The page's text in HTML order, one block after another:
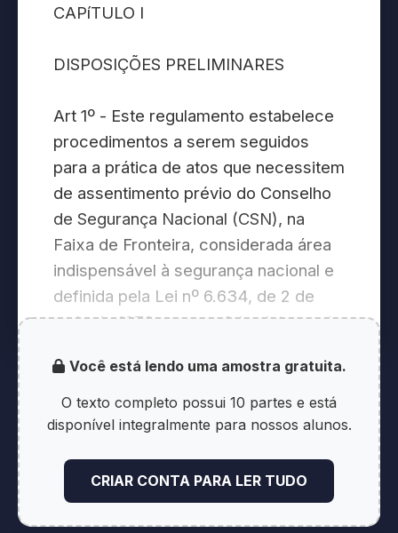
CAPíTULO I
DISPOSIÇÕES PRELIMINARES
Art 1º - Este regulamento estabelece
procedimentos a serem seguidos
para a prática de atos que necessitem
de assentimento prévio do Conselho
de Segurança Nacional (CSN), na
Faixa de Fronteira, considerada área
indispensável à segurança nacional e
definida pela Lei nº 6.634, de 2 de
maio de 1979, como a faixa interna de
de largura, paralela à linha divisória
terrestre do território nacional.
formalizado por meio de ato da
Secretaria-Executiva do Conselho de
Defesa Nacional, publicado em sítio
Você está lendo uma amostra gratuita.
O texto completo possui 10 partes e está
disponível integralmente para nossos alunos.
CRIAR CONTA PARA LER TUDO